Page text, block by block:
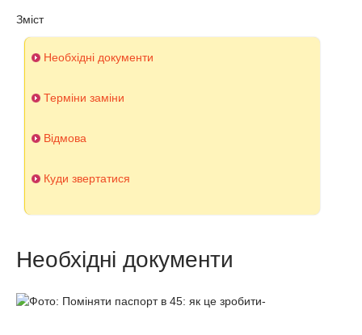
Зміст
Необхідні документи
Терміни заміни
Відмова
Куди звертатися
Необхідні документи